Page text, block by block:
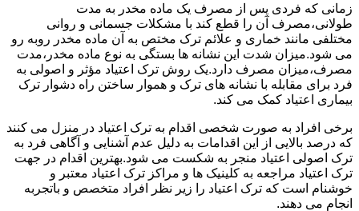
زمانی که فردی پس از مصرف یک ماده مخدر به مدت
طولانی،مصرف آن را قطع کند با مشکلات جسمانی و روانی
مختلفی مانند خماری و علائم ترک مختص به آن ماده مخدر روبه رو
می شود.میزان شدت این نشانه ها بستگی به نوع ماده مخدر،مدت
مصرف،میزان مصرف دارد.یک روش ترک اعتیاد مؤثر و اصولی به
فرد برای مقابله با نشانه های ترک و هموار ساختن راه دشوار ترک
بیماری اعتیاد کمک می کند.
برخی افراد به صورت شخصی اقدام به ترک اعتیاد در منزل می کنند
که درصد بالایی از این اقدامات به دلیل عدم آشنایی و آگاهی فرد به
ترک اصولی اعتیاد منجر به شکست می شود.بهترین اقدام در جهت
ترک اعتیاد مراجعه به کلینیک ها و مراکز ترک اعتیاد معتبر و
خوشنام است که ترک اعتیاد را زیر نظر افراد متخصص و باتجربه
انجام می دهند.